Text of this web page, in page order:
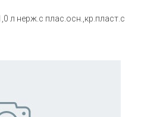
л нерж.с плас.осн.,кр.пласт.с